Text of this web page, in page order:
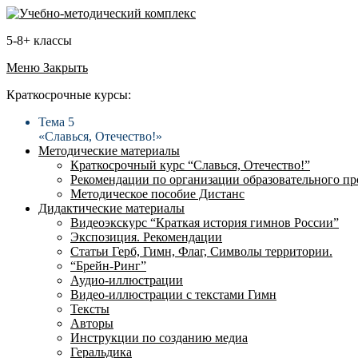
5-8+ классы
Меню Закрыть
Краткосрочные курсы:
Тема 5
«Славься, Отечество!»
Методические материалы
Краткосрочный курс “Славься, Отечество!”
Рекомендации по организации образовательного
Методическое пособие Дистанс
Дидактические материалы
Видеоэкскурс “Краткая история гимнов России”
Экспозиция. Рекомендации
Статьи Герб, Гимн, Флаг, Символы территории.
“Брейн-Ринг”
Аудио-иллюстрации
Видео-иллюстрации с текстами Гимн
Тексты
Авторы
Инструкции по созданию медиа
Геральдика